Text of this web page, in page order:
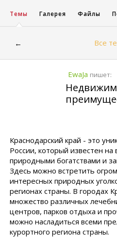
Темы Галерея Файлы
← Все
EwaJa пишет:
Краснодарский край - это
России, который известен на
природными богатствами и
Здесь можно встретить
интересных природных
регионах страны. В городах
множество различных
центров, парков отдыха и
можно насладиться всеми
курортного региона страны.